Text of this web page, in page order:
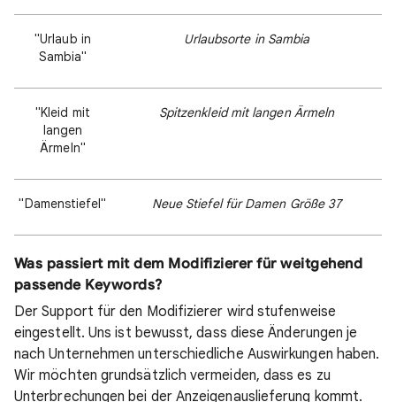
"Urlaub in
Sambia"
Urlaubsorte in Sambia
"Kleid mit
langen
Ärmeln"
Spitzenkleid mit langen Ärmeln
"Damenstiefel" Neue Stiefel für Damen Größe 37
Was passiert mit dem Modifizierer für weitgehend
passende Keywords?
Der Support für den Modifizierer wird stufenweise
eingestellt. Uns ist bewusst, dass diese Änderungen je
nach Unternehmen unterschiedliche Auswirkungen haben.
Wir möchten grundsätzlich vermeiden, dass es zu
Unterbrechungen bei der Anzeigenauslieferung kommt.